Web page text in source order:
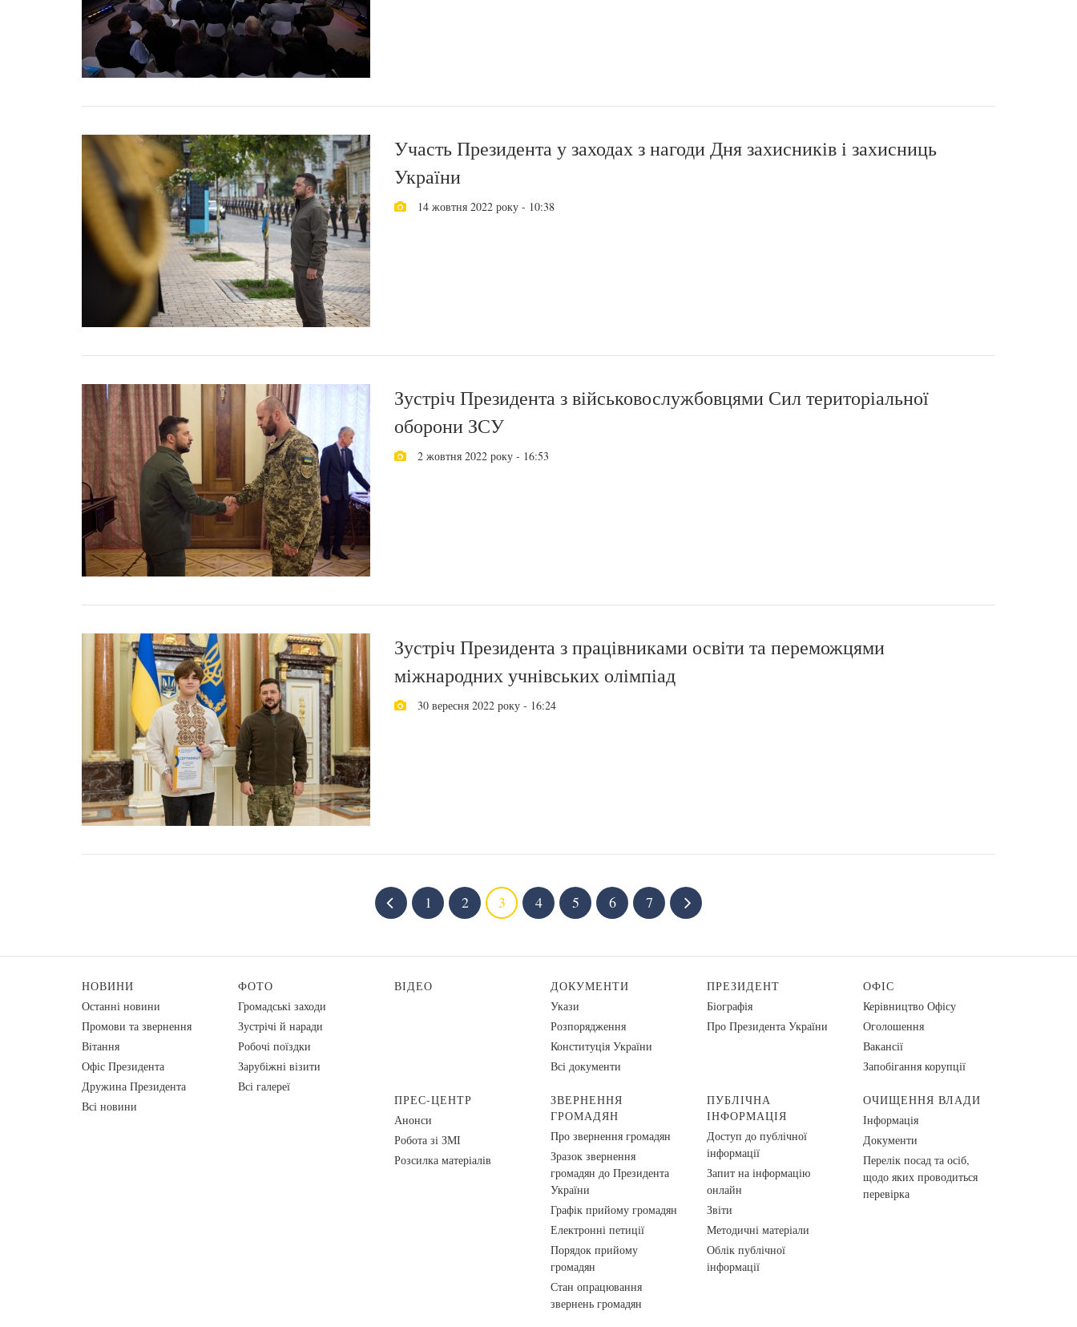
Участь Президента у заходах з нагоди Дня захисників і захисниць
України
14 жовтня 2022 року - 10:38
Зустріч Президента з військовослужбовцями Сил територіальної
оборони ЗСУ
2 жовтня 2022 року - 16:53
Зустріч Президента з працівниками освіти та переможцями
міжнародних учнівських олімпіад
30 вересня 2022 року - 16:24
1 2 3 4 5 6 7
НОВИНИ
Останні новини
Промови та звернення
Вiтання
Офіс Президента
Дружина Президента
Всі новини
ФОТО
Громадські заходи
Зустрічі й наради
Робочі поїздки
Зарубіжні візити
Всі галереї
ВІДЕО
ДОКУМЕНТИ
Укази
Розпорядження
Конституція України
Всі документи
ПРЕЗИДЕНТ
Біографія
Про Президента України
ОФІС
Керівництво Офісу
Оголошення
Вакансії
Запобігання корупції
ПРЕС-ЦЕНТР
Анонси
Робота зі ЗМІ
Розсилка матеріалів
ЗВЕРНЕННЯ
ГРОМАДЯН
Про звернення громадян
Зразок звернення
громадян до Президента
України
Графік прийому громадян
Електронні петиції
Порядок прийому
громадян
Стан опрацювання
звернень громадян
ПУБЛІЧНА
ІНФОРМАЦІЯ
Доступ до публічної
інформації
Запит на інформацію
онлайн
Звіти
Методичні матеріали
Облік публічної
інформації
ОЧИЩЕННЯ ВЛАДИ
Інформація
Документи
Перелік посад та осіб,
щодо яких проводиться
перевірка